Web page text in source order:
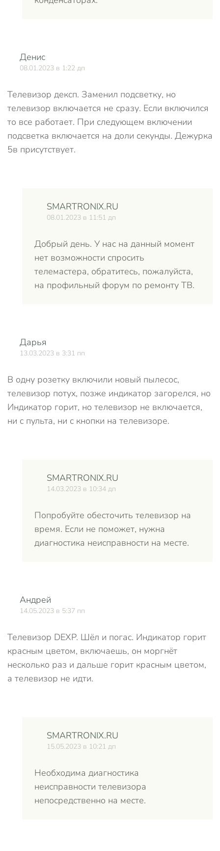
Денис
08.01.2023 в 1:22 дп
Телевизор дексп. Заменил подсветку, но
телевизор включается не сразу. Если включился
то все работает. При следующем включении
подсветка включается на доли секунды. Дежурка
5в присутствует.
SMARTRONIX.RU
08.01.2023 в 11:51 дп
Добрый день. У нас на данный момент
нет возможности спросить
телемастера, обратитесь, пожалуйста,
на профильный форум по ремонту ТВ.
Дарья
13.03.2023 в 3:31 пп
В одну розетку включили новый пылесос,
телевизор потух, позже индикатор загорелся, но
Индикатор горит, но телевизор не включается,
ни с пульта, ни с кнопки на телевизоре.
SMARTRONIX.RU
14.03.2023 в 10:34 дп
Попробуйте обесточить телевизор на
время. Если не поможет, нужна
диагностика неисправности на месте.
Андрей
14.05.2023 в 5:37 пп
Телевизор DEXP. Шëл и погас. Индикатор горит
красным цветом, включаешь, он моргнëт
несколько раз и дальше горит красным цветом,
а телевизор не идти.
SMARTRONIX.RU
15.05.2023 в 10:21 дп
Необходима диагностика
неисправности телевизора
непосредственно на месте.